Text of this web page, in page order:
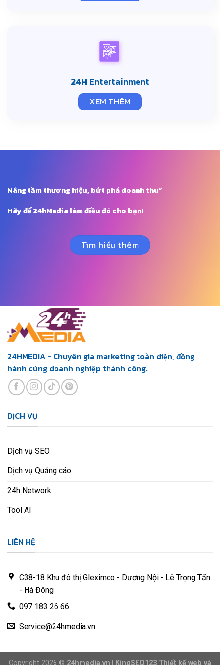
24H Entertainment
XEM THÊM
Nâng tầm thương hiệu, bứt phá doanh thu”
Hãy để 24hMedia làm điều đó cho bạn!
Tìm hiểu thêm
24HMEDIA - Chuyên gia marketing toàn diện, đồng
hành cùng doanh nghiệp thành công.
DỊCH VỤ
Dịch vụ SEO
Dịch vụ Quảng cáo
24h Network
Tool AI
LIÊN HỆ
C38-18 Khu đô thị Gleximco - Dương Nội - Lê Trọng Tấn
- Hà Đông
097 183 26 66
Service@24hmedia.vn
Copyright 2026 © 24hmedia.vn | KingSEO123 Thiết kế web và